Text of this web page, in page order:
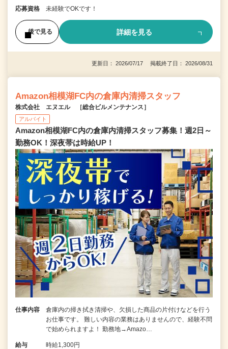
応募資格 未経験でOKです！
後で見る 詳細を見る
更新日： 2026/07/17 掲載終了日： 2026/08/31
Amazon相模湖FC内の倉庫内清掃スタッフ
株式会社 エヌエル ［総合ビルメンテナンス］
アルバイト
Amazon相模湖FC内の倉庫内清掃スタッフ募集！週2日～
勤務OK！深夜帯は時給UP！
仕事内容
倉庫内の掃き拭き清掃や、欠損した商品の片付けなどを行う
お仕事です。 難しい内容の業務はありませんので、経験不問
で始められますよ！ 勤務地→Amazo…
給与 時給1,300円